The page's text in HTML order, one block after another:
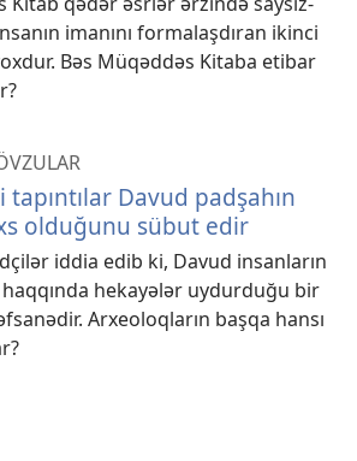
imanını formalaşdıran ikinci
Bəs Müqəddəs Kitaba etibar
Davud padşahın
olduğunu sübut edir
iddia edib ki, Davud insanların
hekayələr uydurduğu bir
Arxeoloqların başqa hansı